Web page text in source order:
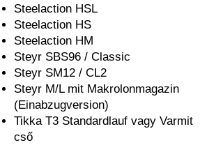
Steelaction HSL
Steelaction HS
Steelaction HM
Steyr SBS96 / Classic
Steyr SM12 / CL2
Steyr M/L mit Makrolonmagazin
(Einabzugversion)
Tikka T3 Standardlauf vagy Varmit
cső